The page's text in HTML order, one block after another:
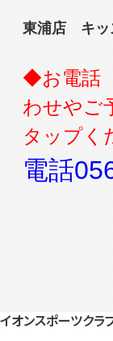
3FITとは
法人会員のご
入会検討
東浦店 キッ
◆お電話
わせやご
タップく
電話
イオンスポーツクラ